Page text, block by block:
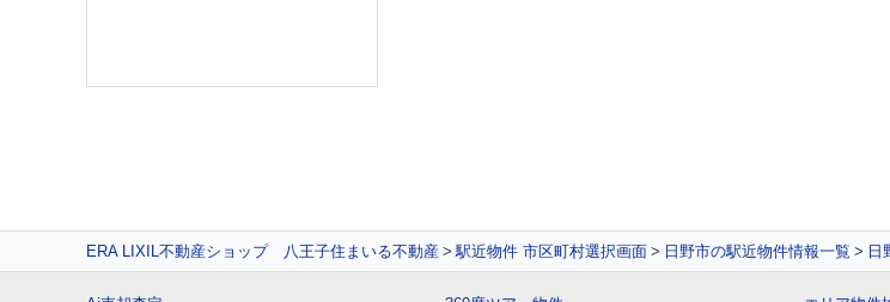
ERA LIXIL不動産ショップ 八王子住まいる不動産 駅近物件 市区町村選択画面 日野市の駅近物件情報一覧 日